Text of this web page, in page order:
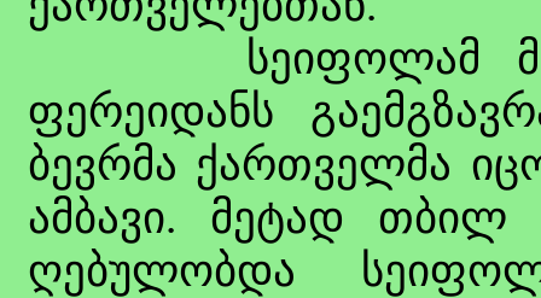
სეიფოლამ
ფერეიდანს
ბევრმა ქართველმა
ამბავი. მეტად თბილ
ღებულობდა